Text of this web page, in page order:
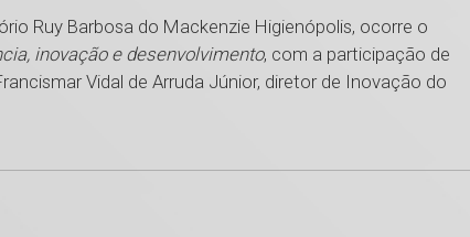
Ruy Barbosa do Mackenzie Higienópolis, ocorre o
inovação e desenvolvimento, com a participação de
Vidal de Arruda Júnior, diretor de Inovação do